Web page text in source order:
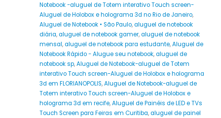
Notebook -aluguel de Totem interativo Touch screen-
Aluguel de Holobox e holograma 3d no Rio de Janeiro,
Aluguel de Notebook • São Paulo,aluguel de notebook
diária,aluguel de notebook gamer,aluguel de notebook
mensal,aluguel de notebook para estudante,Aluguel de
Notebook Rápido - Alugue seu notebook,aluguel de
notebook sp,Aluguel de Notebook-aluguel de Totem
interativo Touch screen-Aluguel de Holobox e holograma
3d em FLORIANOPOLIS,Aluguel de Notebook-aluguel de
Totem interativo Touch screen-Aluguel de Holobox e
holograma 3d em recife,Aluguel de Painéis de LED e TVs
Touch Screen para Feiras em Curitiba,aluguel de painel